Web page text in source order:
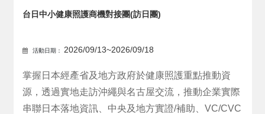
台日中小健康照護商機對接團(訪日團)
活動日期： 2026/09/13~2026/09/18
掌握日本經產省及地方政府於健康照護重點推動資
源，透過實地走訪沖繩與名古屋交流，推動企業實際
串聯日本落地資訊、中央及地方實證/補助、VC/CVC